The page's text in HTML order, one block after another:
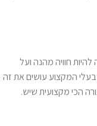
חוויה מהנה ועל
המקצוע עושים את זה
הכי מקצועית שיש.